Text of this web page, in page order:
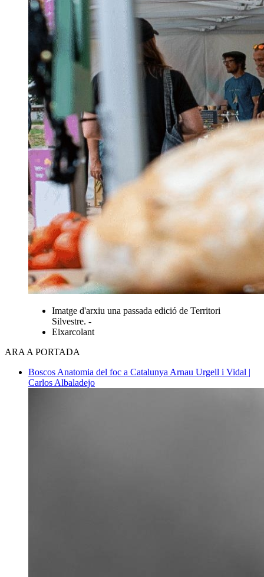
Imatge d'arxiu una passada edició de Territori
Silvestre. -
Eixarcolant
ARA A PORTADA
Boscos Anatomia del foc a Catalunya Arnau Urgell i Vidal |
Carlos Albaladejo